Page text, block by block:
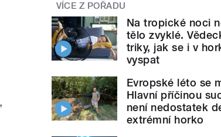
VÍCE Z POŘADU
Na tropické noci
tělo zvyklé.
triky, jak se i v
vyspat
Evropské léto se
Hlavní příčinou
není nedostatek
extrémní horko